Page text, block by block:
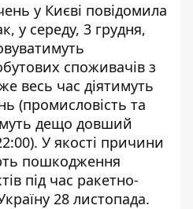
у Києві повідомила
у середу, 3 грудня,
споживачів з
весь час діятимуть
(промисловість та
дещо довший
У якості причини
пошкодження
під час ракетно-
28 листопада.